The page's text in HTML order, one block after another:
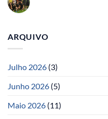
ARQUIVO
Julho 2026 (3)
Junho 2026 (5)
Maio 2026 (11)